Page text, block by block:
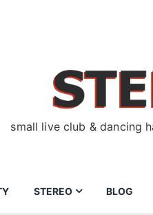
small live club & dancing
STEREO BLOG